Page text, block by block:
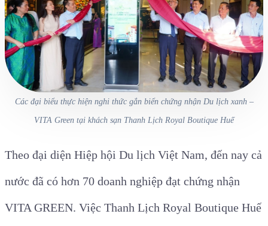
Các đại biểu thực hiện nghi thức gắn biển chứng nhận Du lịch xanh –
VITA Green tại khách sạn Thanh Lịch Royal Boutique Huế
Theo đại diện Hiệp hội Du lịch Việt Nam, đến nay cả
nước đã có hơn 70 doanh nghiệp đạt chứng nhận
VITA GREEN. Việc Thanh Lịch Royal Boutique Huế